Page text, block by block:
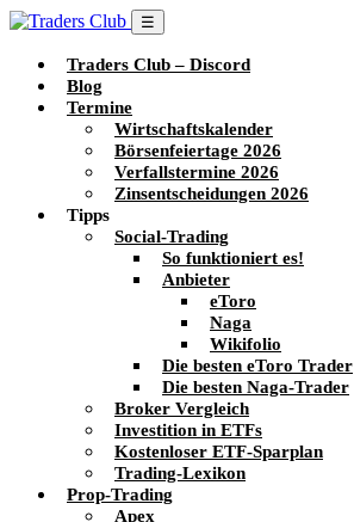
☰
Traders Club – Discord
Blog
Termine
Wirtschaftskalender
Börsenfeiertage 2026
Verfallstermine 2026
Zinsentscheidungen 2026
Tipps
Social-Trading
So funktioniert es!
Anbieter
eToro
Naga
Wikifolio
Die besten eToro Trader
Die besten Naga-Trader
Broker Vergleich
Investition in ETFs
Kostenloser ETF-Sparplan
Trading-Lexikon
Prop-Trading
Apex